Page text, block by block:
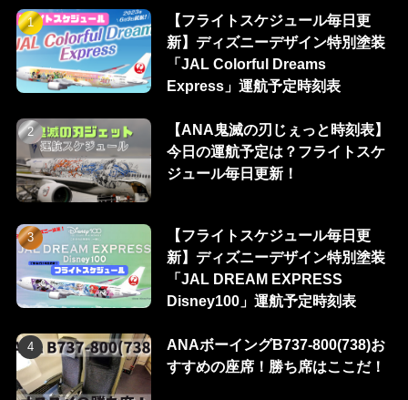
【フライトスケジュール毎日更
新】ディズニーデザイン特別塗装
「JAL Colorful Dreams
Express」運航予定時刻表
【ANA鬼滅の刃じぇっと時刻表】
今日の運航予定は？フライトスケ
ジュール毎日更新！
【フライトスケジュール毎日更
新】ディズニーデザイン特別塗装
「JAL DREAM EXPRESS
Disney100」運航予定時刻表
ANAボーイングB737-800(738)お
すすめの座席！勝ち席はここだ！